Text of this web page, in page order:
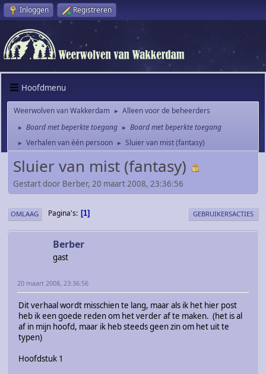
Inloggen Registreren
Hoofdmenu
Weerwolven van Wakkerdam ► Alleen voor de beheerders
► Board met beperkte toegang ► Board met beperkte toegang
► Verhalen van één persoon ► Sluier van mist (fantasy)
Sluier van mist (fantasy)
Gestart door Berber, 20 maart 2008, 23:36:56
OMLAAG Pagina's 1 GEBRUIKERSACTIES
Berber
gast
20 maart 2008, 23:36:56
Dit verhaal wordt misschien te lang, maar als ik het hier post
heb ik een goede reden om het verder af te maken. (het is al
af in mijn hoofd, maar ik heb steeds geen zin om het uit te
typen)
Hoofdstuk 1